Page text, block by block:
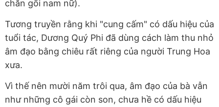
chăn gối nam nữ).
Tương truyền rằng khi "cung cấm" có dấu hiệu của
tuổi tác, Dương Quý Phi đã dùng cách làm thu nhỏ
âm đạo bằng chiêu rất riêng của người Trung Hoa
xưa.
Vì thế nên mười năm trôi qua, âm đạo của bà vẫn
như những cô gái còn son, chưa hề có dấu hiệu